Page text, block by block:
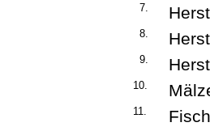
7.
8.
9.
10.
11.